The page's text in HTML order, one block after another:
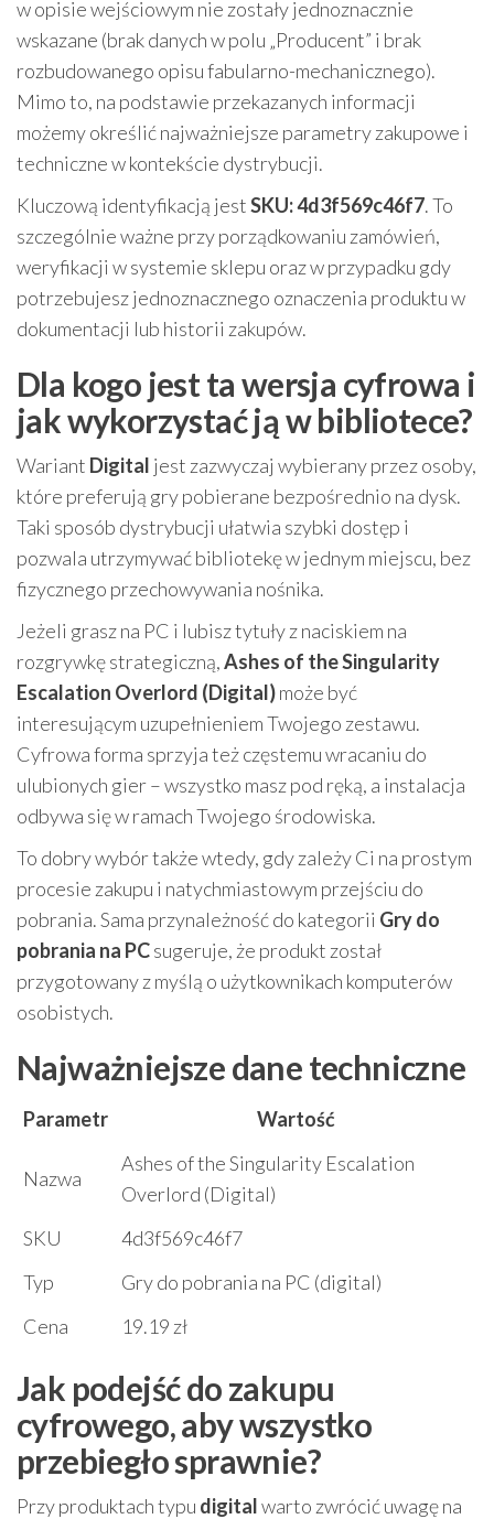
w opisie wejściowym nie zostały jednoznacznie
wskazane (brak danych w polu „Producent” i brak
rozbudowanego opisu fabularno-mechanicznego).
Mimo to, na podstawie przekazanych informacji
możemy określić najważniejsze parametry zakupowe i
techniczne w kontekście dystrybucji.
Kluczową identyfikacją jestSKU: 4d3f569c46f7. To
szczególnie ważne przy porządkowaniu zamówień,
weryfikacji w systemie sklepu oraz w przypadku gdy
potrzebujesz jednoznacznego oznaczenia produktu w
dokumentacji lub historii zakupów.
Dla kogo jest ta wersja cyfrowa i
jak wykorzystać ją w bibliotece?
Wariant Digital jest zazwyczaj wybierany przez osoby,
które preferują gry pobierane bezpośrednio na dysk.
Taki sposób dystrybucji ułatwia szybki dostęp i
pozwala utrzymywać bibliotekę w jednym miejscu, bez
fizycznego przechowywania nośnika.
Jeżeli grasz na PC i lubisz tytuły z naciskiem na
rozgrywkę strategiczną,Ashes of the Singularity
Escalation Overlord (Digital)może być
interesującym uzupełnieniem Twojego zestawu.
Cyfrowa forma sprzyja też częstemu wracaniu do
ulubionych gier – wszystko masz pod ręką, a instalacja
odbywa się w ramach Twojego środowiska.
To dobry wybór także wtedy, gdy zależy Ci na prostym
procesie zakupu i natychmiastowym przejściu do
pobrania. Sama przynależność do kategorii Gry do
pobrania na PCsugeruje, że produkt został
przygotowany z myślą o użytkownikach komputerów
osobistych.
Najważniejsze dane techniczne
Parametr Wartość
Nazwa
Ashes of the Singularity Escalation
Overlord (Digital)
SKU
4d3f569c46f7
Typ
Gry do pobrania na PC (digital)
Cena
19.19 zł
Jak podejść do zakupu
cyfrowego, aby wszystko
przebiegło sprawnie?
Przy produktach typu digitalwarto zwrócić uwagę na